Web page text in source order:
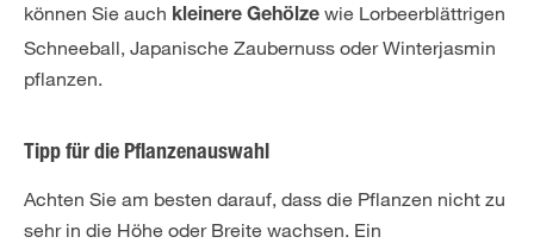
können Sie auch kleinere Gehölze wie Lorbeerblättrigen
Schneeball, Japanische Zaubernuss oder Winterjasmin
pflanzen.
Tipp für die Pflanzenauswahl
Achten Sie am besten darauf, dass die Pflanzen nicht zu
sehr in die Höhe oder Breite wachsen. Ein